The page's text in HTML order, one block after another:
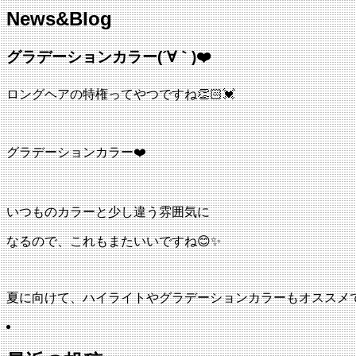
News&Blog
グラデーションカラー(´∀｀)❤️
ロングヘアの特権ってやつですね👏🏻💓
グラデーションカラー❤️
いつものカラーと少し違う雰囲気に
なるので、これもまたいいですね😊✨
夏に向けて、ハイライトやグラデーションカラーもオススメ